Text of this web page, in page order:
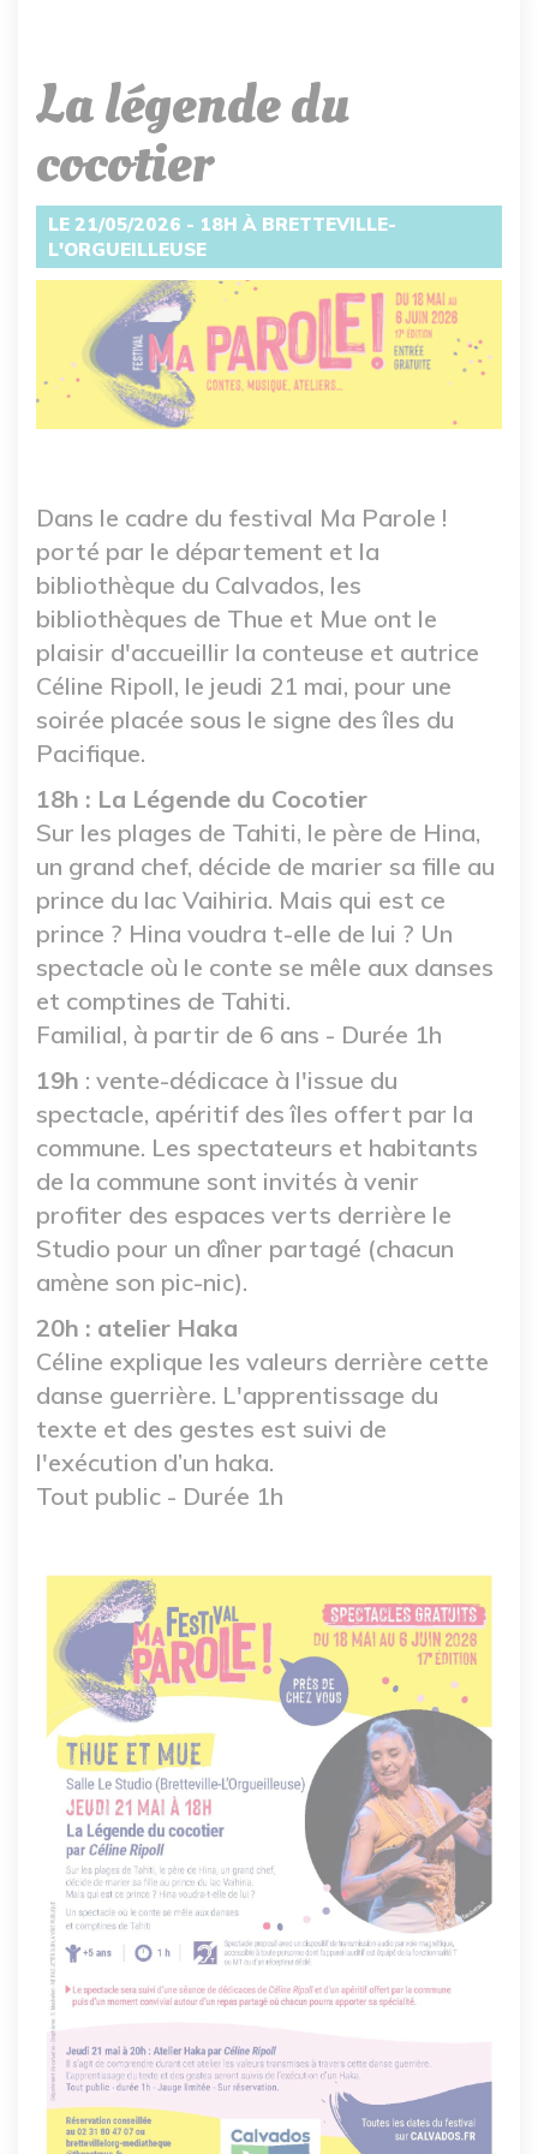
La légende du
cocotier
LE 21/05/2026 - 18H À BRETTEVILLE-
L'ORGUEILLEUSE
Dans le cadre du festival Ma Parole !
porté par le département et la
bibliothèque du Calvados, les
bibliothèques de Thue et Mue ont le
plaisir d'accueillir la conteuse et autrice
Céline Ripoll, le jeudi 21 mai, pour une
soirée placée sous le signe des îles du
Pacifique.
18h : La Légende du Cocotier
Sur les plages de Tahiti, le père de Hina,
un grand chef, décide de marier sa fille au
prince du lac Vaihiria. Mais qui est ce
prince ? Hina voudra t-elle de lui ? Un
spectacle où le conte se mêle aux danses
et comptines de Tahiti.
Familial, à partir de 6 ans - Durée 1h
19h : vente-dédicace à l'issue du
spectacle, apéritif des îles offert par la
commune. Les spectateurs et habitants
de la commune sont invités à venir
profiter des espaces verts derrière le
Studio pour un dîner partagé (chacun
amène son pic-nic).
20h : atelier Haka
Céline explique les valeurs derrière cette
danse guerrière. L'apprentissage du
texte et des gestes est suivi de
l'exécution d’un haka.
Tout public - Durée 1h
Image